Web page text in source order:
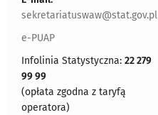
sekretariatuswaw@stat.gov.pl
e-PUAP
Infolinia Statystyczna: 22 279
99 99
(opłata zgodna z taryfą
operatora)